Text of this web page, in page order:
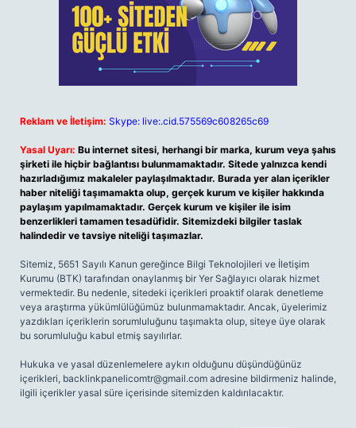
Reklam ve İletişim: Skype: live:.cid.575569c608265c69
Yasal Uyarı: Bu internet sitesi, herhangi bir marka, kurum veya şahıs
şirketi ile hiçbir bağlantısı bulunmamaktadır. Sitede yalnızca kendi
hazırladığımız makaleler paylaşılmaktadır. Burada yer alan içerikler
haber niteliği taşımamakta olup, gerçek kurum ve kişiler hakkında
paylaşım yapılmamaktadır. Gerçek kurum ve kişiler ile isim
benzerlikleri tamamen tesadüfidir. Sitemizdeki bilgiler taslak
halindedir ve tavsiye niteliği taşımazlar.
Sitemiz, 5651 Sayılı Kanun gereğince Bilgi Teknolojileri ve İletişim
Kurumu (BTK) tarafından onaylanmış bir Yer Sağlayıcı olarak hizmet
vermektedir. Bu nedenle, sitedeki içerikleri proaktif olarak denetleme
veya araştırma yükümlülüğümüz bulunmamaktadır. Ancak, üyelerimiz
yazdıkları içeriklerin sorumluluğunu taşımakta olup, siteye üye olarak
bu sorumluluğu kabul etmiş sayılırlar.
Hukuka ve yasal düzenlemelere aykırı olduğunu düşündüğünüz
içerikleri, backlinkpanelicomtr@gmail.com adresine bildirmeniz halinde,
ilgili içerikler yasal süre içerisinde sitemizden kaldırılacaktır.